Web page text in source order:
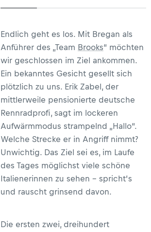
Endlich geht es los. Mit Bregan als
Anführer des „Team Brooks“ möchten
wir geschlossen im Ziel ankommen.
Ein bekanntes Gesicht gesellt sich
plötzlich zu uns. Erik Zabel, der
mittlerweile pensionierte deutsche
Rennradprofi, sagt im lockeren
Aufwärmmodus strampelnd „Hallo“.
Welche Strecke er in Angriff nimmt?
Unwichtig. Das Ziel sei es, im Laufe
des Tages möglichst viele schöne
Italienerinnen zu sehen – spricht’s
und rauscht grinsend davon.
Die ersten zwei, dreihundert